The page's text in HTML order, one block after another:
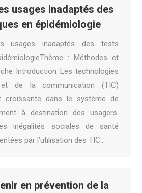
usages inadaptés des
en épidémiologie
usages inadaptés des tests
: Méthodes et
Introduction Les technologies
et de la communication (TIC)
croissante dans le système de
à destination des usagers.
inégalités sociales de santé
par l’utilisation des TIC…
en prévention de la